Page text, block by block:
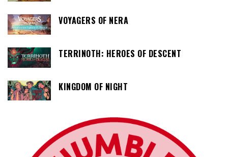
VOYAGERS OF NERA
TERRINOTH: HEROES OF DESCENT
KINGDOM OF NIGHT